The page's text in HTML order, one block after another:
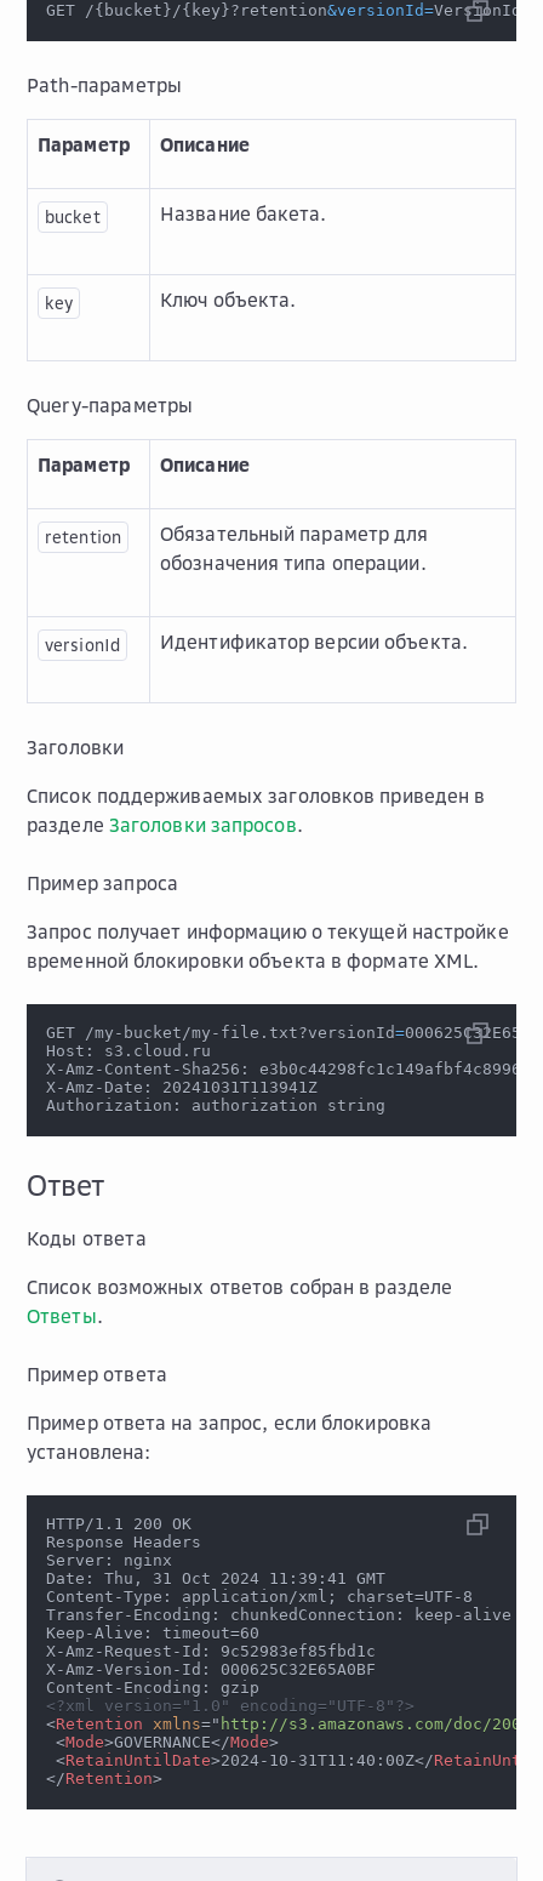
GET /{ bucket }/{ key }?retention&versionId=VersionId
Path-параметры
Параметр Описание
bucket Название бакета.
key Ключ объекта.
Query-параметры
Параметр Описание
retention
Обязательный параметр для
обозначения типа операции.
versionId Идентификатор версии объекта.
Заголовки
Список поддерживаемых заголовков приведен в
разделе Заголовки запросов.
Пример запроса
Запрос получает информацию о текущей настройке
временной блокировки объекта в формате XML.
GET /my-bucket/my-file.txt?versionId=
Host: s3.cloud.ru
X-Amz-Content-Sha256:
X-Amz-Date: 20241031T113941Z
Authorization: authorization string
Ответ
Коды ответа
Список возможных ответов собран в разделе
Ответы.
Пример ответа
Пример ответа на запрос, если блокировка
установлена:
HTTP/1.1 200 OK
Response Headers
Server: nginx
Date: Thu, 31 Oct 2024 11:39:41 GMT
Content-Type: application/xml; charset=UTF-8
Transfer-Encoding: chunkedConnection: keep-alive
Keep-Alive: timeout=60
X-Amz-Request-Id: 9c52983ef85fbd1c
X-Amz-Version-Id: 000625C32E65A0BF
Content-Encoding: gzip
<?xml version="1.0" encoding="UTF-8"?>
<Retention xmlns=" http://s3.amazonaws.com/doc/
<Mode>GOVERNANCE</Mode>
<RetainUntilDate>2024-10-31T11:40:00Z</
</Retention>